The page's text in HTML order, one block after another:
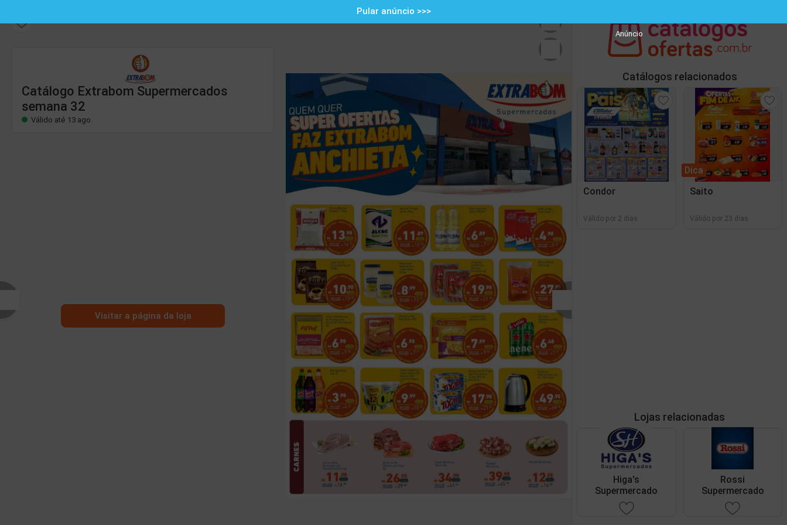
Válido até 13 ago.
Anúncio
Pular anúncio >>>
Catálogo Extrabom Supermercados
semana 32
Válido até 13 ago.
Visitar a página da loja
Catálogos relacionados
Condor
Válido por 2 dias
Dica
Saito
Válido por 23 dias
Lojas relacionadas
Higa's
Supermercado
Rossi
Supermercado